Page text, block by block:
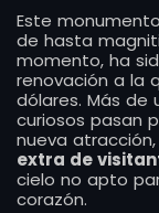
Este
de hasta
momento, ha
renovación a la
dólares. Más de
curiosos pasan
nueva atracción,
extra de
cielo no apto
corazón.